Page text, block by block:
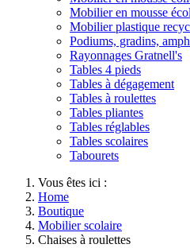
Mobilier en mousse
Mobilier plastique
Podiums, gradins,
Rayonnages Gratnell's
Tables 4 pieds
Tables à dégagement
Tables à roulettes
Tables pliantes
Tables réglables
Tables scolaires
Tabourets
Vous êtes ici :
Home
Boutique
Mobilier scolaire
Chaises à roulettes